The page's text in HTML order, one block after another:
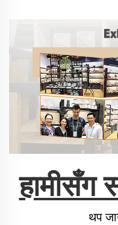
हामीसँग
थप